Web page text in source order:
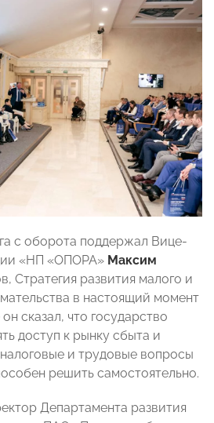
с оборота поддержал Вице-
«НП «ОПОРА» Максим
Стратегия развития малого и
в настоящий момент
сказал, что государство
доступ к рынку сбыта и
и трудовые вопросы
решить самостоятельно.
Департамента развития